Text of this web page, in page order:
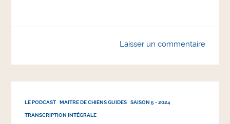
Laisser un commentaire
LE PODCAST MAITRE DE CHIENS GUIDES SAISON 5 - 2024
TRANSCRIPTION INTÉGRALE